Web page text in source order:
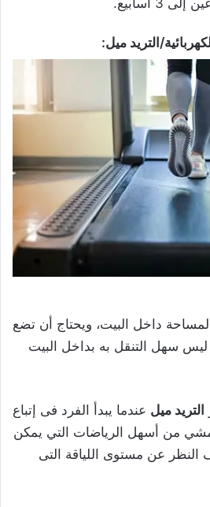
أسابيع.
التريد ميل:
داخل البيت، ويحتاج أن تضع
سهل التنقل به بداخل البيت
التريد ميل عندما يبدأ الفرد فى إتباع
من أسهل الرياضات التي يمكن
عن مستوى اللياقة التى